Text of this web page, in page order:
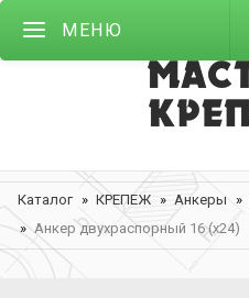
МЕНЮ
Каталог КРЕПЕЖ Анкеры
Анкер двухраспорный 16 (х24)